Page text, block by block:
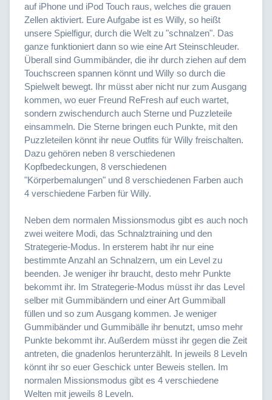
auf iPhone und iPod Touch raus, welches die grauen
Zellen aktiviert. Eure Aufgabe ist es Willy, so heißt
unsere Spielfigur, durch die Welt zu "schnalzen". Das
ganze funktioniert dann so wie eine Art Steinschleuder.
Überall sind Gummibänder, die ihr durch ziehen auf dem
Touchscreen spannen könnt und Willy so durch die
Spielwelt bewegt. Ihr müsst aber nicht nur zum Ausgang
kommen, wo euer Freund ReFresh auf euch wartet,
sondern zwischendurch auch Sterne und Puzzleteile
einsammeln. Die Sterne bringen euch Punkte, mit den
Puzzleteilen könnt ihr neue Outfits für Willy freischalten.
Dazu gehören neben 8 verschiedenen
Kopfbedeckungen, 8 verschiedenen
"Körperbemalungen" und 8 verschiedenen Farben auch
4 verschiedene Farben für Willy.
Neben dem normalen Missionsmodus gibt es auch noch
zwei weitere Modi, das Schnalztraining und den
Strategerie-Modus. In ersterem habt ihr nur eine
bestimmte Anzahl an Schnalzern, um ein Level zu
beenden. Je weniger ihr braucht, desto mehr Punkte
bekommt ihr. Im Strategerie-Modus müsst ihr das Level
selber mit Gummibändern und einer Art Gummiball
füllen und so zum Ausgang kommen. Je weniger
Gummibänder und Gummibälle ihr benutzt, umso mehr
Punkte bekommt ihr. Außerdem müsst ihr gegen die Zeit
antreten, die gnadenlos herunterzählt. In jeweils 8 Leveln
könnt ihr so euer Geschick unter Beweis stellen. Im
normalen Missionsmodus gibt es 4 verschiedene
Welten mit jeweils 8 Leveln.